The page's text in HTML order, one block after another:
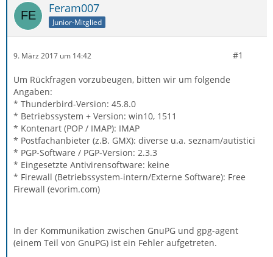
Feram007
Junior-Mitglied
9. März 2017 um 14:42 #1
Um Rückfragen vorzubeugen, bitten wir um folgende
Angaben:
* Thunderbird-Version: 45.8.0
* Betriebssystem + Version: win10, 1511
* Kontenart (POP / IMAP): IMAP
* Postfachanbieter (z.B. GMX): diverse u.a. seznam/autistici
* PGP-Software / PGP-Version: 2.3.3
* Eingesetzte Antivirensoftware: keine
* Firewall (Betriebssystem-intern/Externe Software): Free
Firewall (evorim.com)
In der Kommunikation zwischen GnuPG und gpg-agent
(einem Teil von GnuPG) ist ein Fehler aufgetreten.